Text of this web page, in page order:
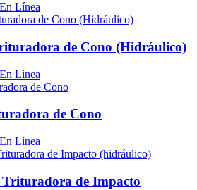
Línea
de Cono (Hidráulico)
Línea
de Cono
Línea
Trituradora de Impacto